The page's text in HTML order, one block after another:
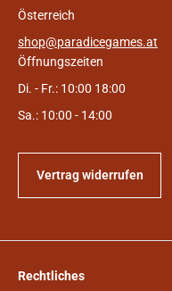
Österreich
shop@paradicegames.at
Öffnungszeiten
Di. - Fr.: 10:00 18:00
Sa.: 10:00 - 14:00
Vertrag widerrufen
Rechtliches